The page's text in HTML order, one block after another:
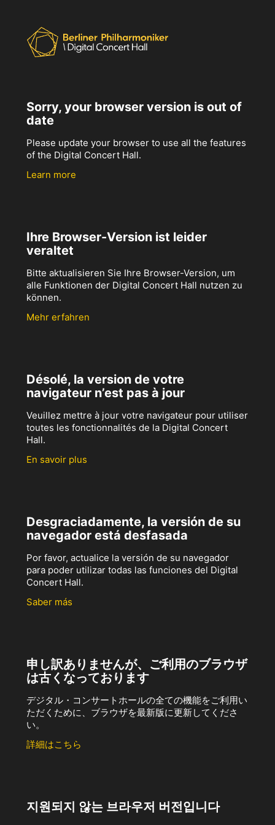
Sorry, your browser version is out of
date
Please update your browser to use all the features
of the Digital Concert Hall.
Learn more
Ihre Browser-Version ist leider
veraltet
Bitte aktualisieren Sie Ihre Browser-Version, um
alle Funktionen der Digital Concert Hall nutzen zu
können.
Mehr erfahren
Désolé, la version de votre
navigateur n’est pas à jour
Veuillez mettre à jour votre navigateur pour utiliser
toutes les fonctionnalités de la Digital Concert
Hall.
En savoir plus
Desgraciadamente, la versión de su
navegador está desfasada
Por favor, actualice la versión de su navegador
para poder utilizar todas las funciones del Digital
Concert Hall.
Saber más
申し訳ありませんが、ご利用のブラウザ
は古くなっております
デジタル・コンサートホールの全ての機能をご利用い
ただくために、ブラウザを最新版に更新してくださ
い。
詳細はこちら
지원되지 않는 브라우저 버전입니다